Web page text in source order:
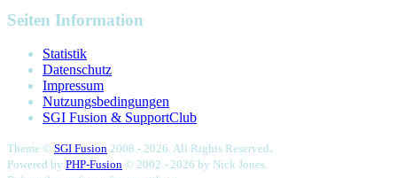
Seiten Information
Statistik
Datenschutz
Impressum
Nutzungsbedingungen
SGI Fusion & SupportClub
Theme © SGI Fusion 2008 - 2026. All Rights Reserved.
Powered by PHP-Fusion © 2002 - 2026 by Nick Jones.